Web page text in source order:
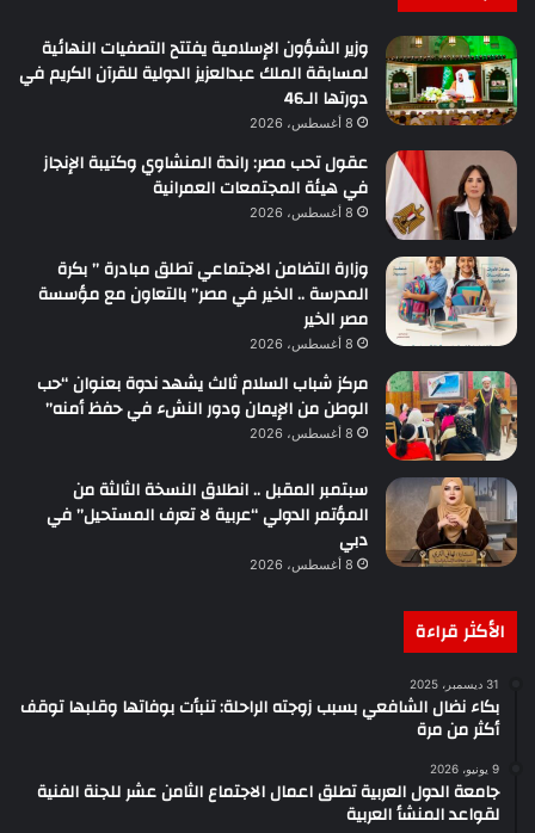
وزير الشؤون الإسلامية يفتتح التصفيات النهائية
لمسابقة الملك عبدالعزيز الدولية للقرآن الكريم في
دورتها الـ46
8 أغسطس، 2026
عقول تحب مصر: راندة المنشاوي وكتيبة الإنجاز
في هيئة المجتمعات العمرانية
8 أغسطس، 2026
وزارة التضامن الاجتماعي تطلق مبادرة ” بكرة
المدرسة .. الخير في مصر” بالتعاون مع مؤسسة
مصر الخير
8 أغسطس، 2026
مركز شباب السلام ثالث يشهد ندوة بعنوان “حب
الوطن من الإيمان ودور النشء في حفظ أمنه”
8 أغسطس، 2026
سبتمبر المقبل .. انطلاق النسخة الثالثة من
المؤتمر الدولي “عربية لا تعرف المستحيل” في
دبي
8 أغسطس، 2026
الأكثر قراءة
31 ديسمبر، 2025
بكاء نضال الشافعي بسبب زوجته الراحلة: تنبأت بوفاتها وقلبها توقف
أكثر من مرة
9 يونيو، 2026
جامعة الدول العربية تطلق اعمال الاجتماع الثامن عشر للجنة الفنية
لقواعد المنشأ العربية